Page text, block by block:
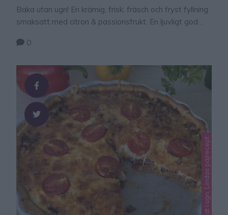
Baka utan ugn! En krämig, frisk, fräsch och fryst fyllning
smaksatt med citron & passionsfrukt. En ljuvligt god
0